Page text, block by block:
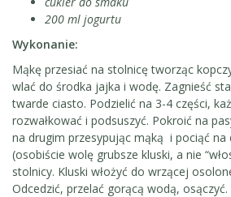
200 ml jogurtu
Wykonanie:
Mąkę przesiać na stolnicę tworząc
wlać do środka jajka i wodę. Zagnieść
twarde ciasto. Podzielić na 3-4 części,
rozwałkować i podsuszyć. Pokroić na
na drugim przesypując mąką i pociąć na
(osobiście wolę grubsze kluski, a nie
stolnicy. Kluski włożyć do wrzącej
Odcedzić, przelać gorącą wodą, osączyć.